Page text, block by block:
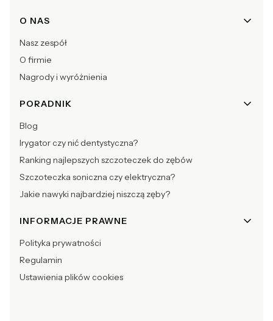
O NAS
Nasz zespół
O firmie
Nagrody i wyróżnienia
PORADNIK
Blog
Irygator czy nić dentystyczna?
Ranking najlepszych szczoteczek do zębów
Szczoteczka soniczna czy elektryczna?
Jakie nawyki najbardziej niszczą zęby?
INFORMACJE PRAWNE
Polityka prywatności
Regulamin
Ustawienia plików cookies